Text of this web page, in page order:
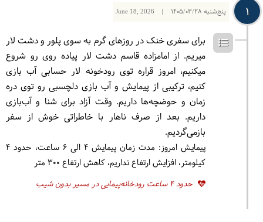
1 پنج‌شنبه June 18, 2026 | 1405/03/28
برای سفری خنک در روزهای گرم به سوی پلور و دشت لار
میریم. از امامزاده قاسم دشت لار پیاده روی رو شروع
میکنیم، امروز قراره توی رودخونه لار حسابی آب بازی
کنیم، ترکیبی از پیمایش و آب بازی دلچسبی رو توی دره
زمان و حوضچه‌ها داریم. وقت آزاد برای شنا و آب‌بازی
داریم. بعد از صرف ناهار با خاطراتی خوش از سفر
بازمی‌گردیم.
پیمایش امروز: مدت زمان پیمایش 4 الی 6 ساعت، حدود 4
کیلومتر، افزایش ارتفاع نداریم، کاهش ارتفاع 300 متر
حدود 4 ساعت رودخانه‌پیمایی در مسیر بدون شیب